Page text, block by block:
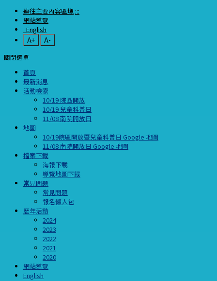
連往主要內容區塊 :::
網站導覽
English
A+
A-
關閉選單
首頁
最新消息
活動檢索
10/19 院區開放
10/19 兒童科普日
11/08 南院開放日
地圖
10/19院區開放暨兒童科普日 Google 地圖
11/08 南院開放日 Google 地圖
檔案下載
海報下載
導覽地圖下載
常見問題
常見問題
報名懶人包
歷年活動
2024
2023
2022
2021
2020
網站導覽
English